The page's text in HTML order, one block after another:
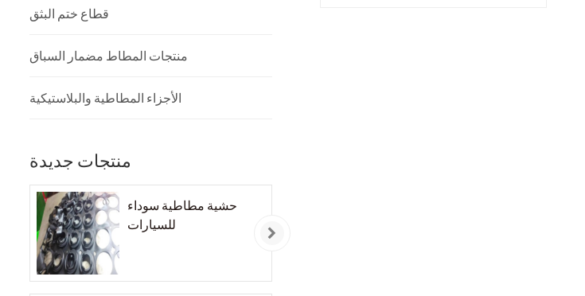
قطاع ختم البثق
منتجات المطاط مضمار السباق
الأجزاء المطاطية والبلاستيكية
منتجات جديدة
حشية مطاطية سوداء
للسيارات